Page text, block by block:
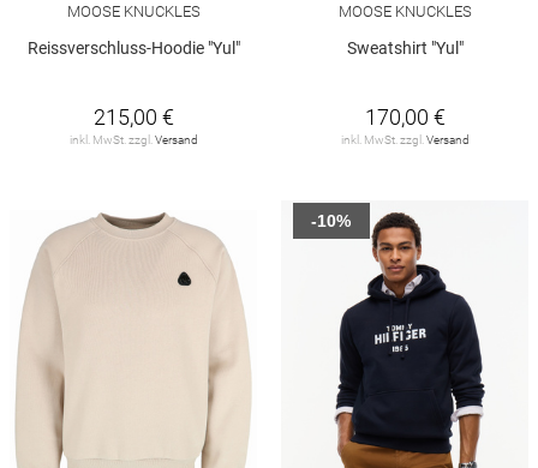
MOOSE KNUCKLES
Reissverschluss-Hoodie "Yul"
215,00 €
inkl. MwSt. zzgl. Versand
MOOSE KNUCKLES
Sweatshirt "Yul"
170,00 €
inkl. MwSt. zzgl. Versand
-10%